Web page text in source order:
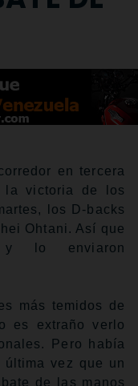
en tercera
la victoria de los
los D-backs
Ohtani. Así que
y lo enviaron
más temidos de
es extraño verlo
Pero había
última vez que un
de las manos